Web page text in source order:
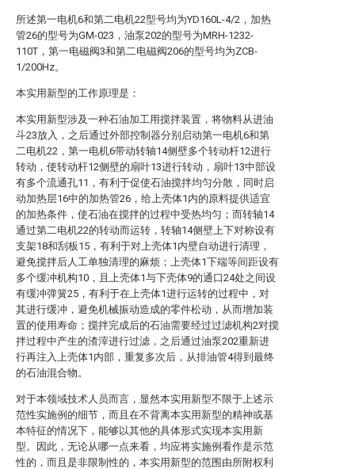
所述第一电机6和第二电机22型号均为YD160L-4/2，加热
管26的型号为GM-023，油泵202的型号为MRH-1232-
110T，第一电磁阀3和第二电磁阀206的型号均为ZCB-
1/200Hz。
本实用新型的工作原理是：
本实用新型涉及一种石油加工用搅拌装置，将物料从进油
斗23放入，之后通过外部控制器分别启动第一电机6和第
二电机22，第一电机6带动转轴14侧壁多个转动杆12进行
转动，使转动杆12侧壁的扇叶13进行转动，扇叶13中部设
有多个流通孔11，有利于促使石油搅拌均匀分散，同时启
动加热层16中的加热管26，给上壳体1内的原料提供适宜
的加热条件，使石油在搅拌的过程中受热均匀；而转轴14
通过第二电机22的转动而运转，转轴14侧壁上下对称设有
支架18和刮板15，有利于对上壳体1内壁自动进行清理，
避免搅拌后人工单独清理的麻烦；上壳体1下端等间距设有
多个缓冲机构10，且上壳体1与下壳体9的通口24处之间设
有缓冲弹簧25，有利于在上壳体1进行运转的过程中，对
其进行缓冲，避免机械振动造成的零件松动，从而增加装
置的使用寿命；搅拌完成后的石油需要经过过滤机构2对搅
拌过程中产生的渣滓进行过滤，之后通过油泵202重新进
行再注入上壳体1内部，重复多次后，从排油管4得到最终
的石油混合物。
对于本领域技术人员而言，显然本实用新型不限于上述示
范性实施例的细节，而且在不背离本实用新型的精神或基
本特征的情况下，能够以其他的具体形式实现本实用新
型。因此，无论从哪一点来看，均应将实施例看作是示范
性的，而且是非限制性的，本实用新型的范围由所附权利